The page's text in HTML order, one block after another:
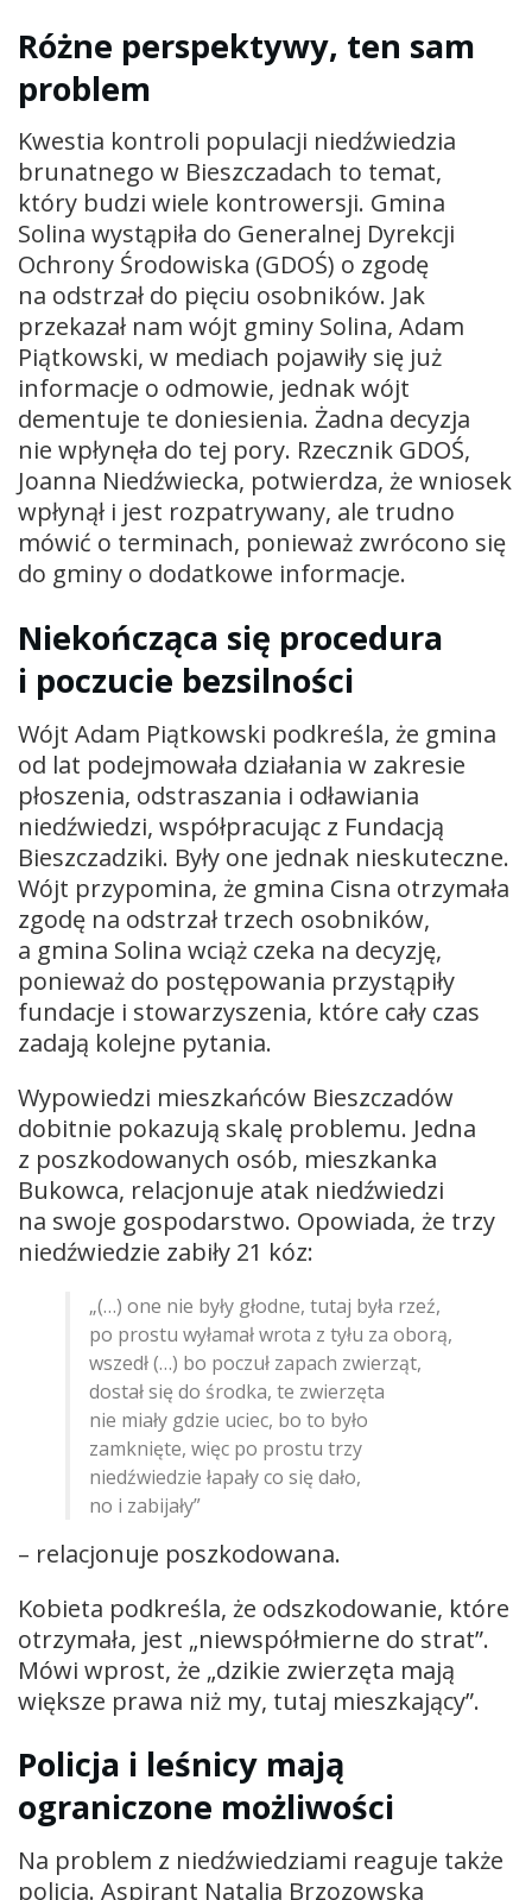
Różne perspektywy, ten sam
problem
Kwestia kontroli populacji niedźwiedzia
brunatnego w Bieszczadach to temat,
który budzi wiele kontrowersji. Gmina
Solina wystąpiła do Generalnej Dyrekcji
Ochrony Środowiska (GDOŚ) o zgodę
na odstrzał do pięciu osobników. Jak
przekazał nam wójt gminy Solina, Adam
Piątkowski, w mediach pojawiły się już
informacje o odmowie, jednak wójt
dementuje te doniesienia. Żadna decyzja
nie wpłynęła do tej pory. Rzecznik GDOŚ,
Joanna Niedźwiecka, potwierdza, że wniosek
wpłynął i jest rozpatrywany, ale trudno
mówić o terminach, ponieważ zwrócono się
do gminy o dodatkowe informacje.
Niekończąca się procedura
i poczucie bezsilności
Wójt Adam Piątkowski podkreśla, że gmina
od lat podejmowała działania w zakresie
płoszenia, odstraszania i odławiania
niedźwiedzi, współpracując z Fundacją
Bieszczadziki. Były one jednak nieskuteczne.
Wójt przypomina, że gmina Cisna otrzymała
zgodę na odstrzał trzech osobników,
a gmina Solina wciąż czeka na decyzję,
ponieważ do postępowania przystąpiły
fundacje i stowarzyszenia, które cały czas
zadają kolejne pytania.
Wypowiedzi mieszkańców Bieszczadów
dobitnie pokazują skalę problemu. Jedna
z poszkodowanych osób, mieszkanka
Bukowca, relacjonuje atak niedźwiedzi
na swoje gospodarstwo. Opowiada, że trzy
niedźwiedzie zabiły 21 kóz:
„(…) one nie były głodne, tutaj była rzeź,
po prostu wyłamał wrota z tyłu za oborą,
wszedł (…) bo poczuł zapach zwierząt,
dostał się do środka, te zwierzęta
nie miały gdzie uciec, bo to było
zamknięte, więc po prostu trzy
niedźwiedzie łapały co się dało,
no i zabijały”
– relacjonuje poszkodowana.
Kobieta podkreśla, że odszkodowanie, które
otrzymała, jest „niewspółmierne do strat”.
Mówi wprost, że „dzikie zwierzęta mają
większe prawa niż my, tutaj mieszkający”.
Policja i leśnicy mają
ograniczone możliwości
Na problem z niedźwiedziami reaguje także
policja. Aspirant Natalia Brzozowska